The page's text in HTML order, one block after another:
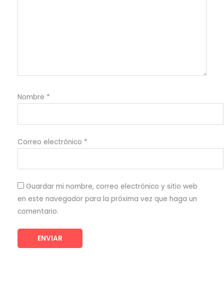
Nombre *
Correo electrónico *
Guardar mi nombre, correo electrónico y sitio web
en este navegador para la próxima vez que haga un
comentario.